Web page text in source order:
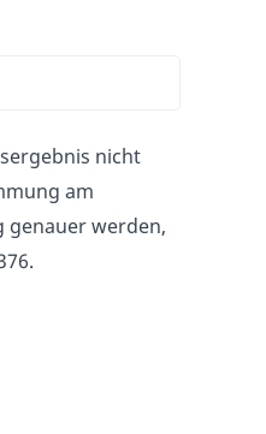
nicht
am
genauer werden,